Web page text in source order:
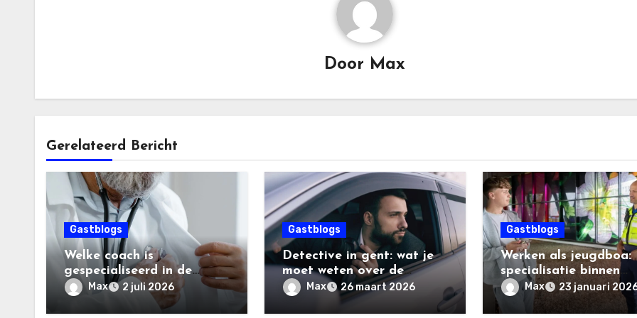
Door Max
Gerelateerd Bericht
Gastblogs
Welke coach is
gespecialiseerd in de
zorgsector?
Max 2 juli 2026
Gastblogs
Detective in gent: wat je
moet weten over de
diensten en het proces
Max 26 maart 2026
Gastblogs
Werken als jeugdboa:
specialisatie binnen
handhaving en
Max 23 januari